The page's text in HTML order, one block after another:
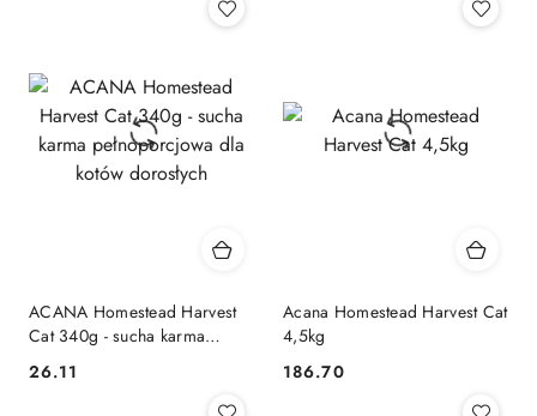
ACANA Homestead Harvest
Cat 340g - sucha karma
dorosłych
Cena:
26.11
Acana Homestead Harvest Cat
4,5kg
Cena:
186.70